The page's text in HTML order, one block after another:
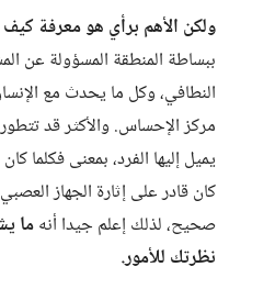
ولكن الأهم برأي هو معرفة
ببساطة المنطقة المسؤولة عن
النطافي، وكل ما يحدث مع
مركز الإحساس. والأكثر قد
يميل إليها الفرد، بمعنى فكلما
كان قادر على إثارة الجهاز
صحيح، لذلك إعلم جيدا أنهما
نظرتك للأمور.